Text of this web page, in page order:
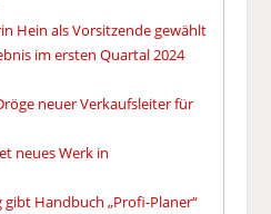
Hein als Vorsitzende gewählt
im ersten Quartal 2024
neuer Verkaufsleiter für
neues Werk in
gibt Handbuch „Profi-Planer“